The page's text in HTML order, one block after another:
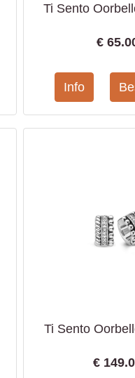
Ti Sento
€
Ti Sento
€